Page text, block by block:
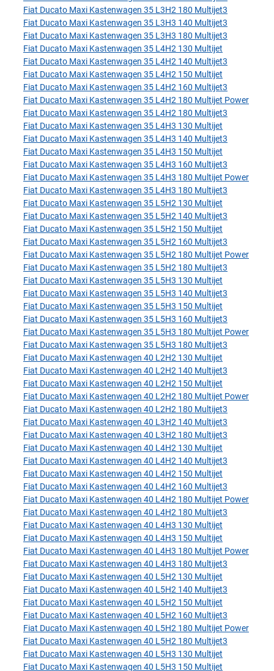
Fiat Ducato Maxi Kastenwagen 35 L3H2 180 Multijet3
Fiat Ducato Maxi Kastenwagen 35 L3H3 140 Multijet3
Fiat Ducato Maxi Kastenwagen 35 L3H3 180 Multijet3
Fiat Ducato Maxi Kastenwagen 35 L4H2 130 Multijet
Fiat Ducato Maxi Kastenwagen 35 L4H2 140 Multijet3
Fiat Ducato Maxi Kastenwagen 35 L4H2 150 Multijet
Fiat Ducato Maxi Kastenwagen 35 L4H2 160 Multijet3
Fiat Ducato Maxi Kastenwagen 35 L4H2 180 Multijet Power
Fiat Ducato Maxi Kastenwagen 35 L4H2 180 Multijet3
Fiat Ducato Maxi Kastenwagen 35 L4H3 130 Multijet
Fiat Ducato Maxi Kastenwagen 35 L4H3 140 Multijet3
Fiat Ducato Maxi Kastenwagen 35 L4H3 150 Multijet
Fiat Ducato Maxi Kastenwagen 35 L4H3 160 Multijet3
Fiat Ducato Maxi Kastenwagen 35 L4H3 180 Multijet Power
Fiat Ducato Maxi Kastenwagen 35 L4H3 180 Multijet3
Fiat Ducato Maxi Kastenwagen 35 L5H2 130 Multijet
Fiat Ducato Maxi Kastenwagen 35 L5H2 140 Multijet3
Fiat Ducato Maxi Kastenwagen 35 L5H2 150 Multijet
Fiat Ducato Maxi Kastenwagen 35 L5H2 160 Multijet3
Fiat Ducato Maxi Kastenwagen 35 L5H2 180 Multijet Power
Fiat Ducato Maxi Kastenwagen 35 L5H2 180 Multijet3
Fiat Ducato Maxi Kastenwagen 35 L5H3 130 Multijet
Fiat Ducato Maxi Kastenwagen 35 L5H3 140 Multijet3
Fiat Ducato Maxi Kastenwagen 35 L5H3 150 Multijet
Fiat Ducato Maxi Kastenwagen 35 L5H3 160 Multijet3
Fiat Ducato Maxi Kastenwagen 35 L5H3 180 Multijet Power
Fiat Ducato Maxi Kastenwagen 35 L5H3 180 Multijet3
Fiat Ducato Maxi Kastenwagen 40 L2H2 130 Multijet
Fiat Ducato Maxi Kastenwagen 40 L2H2 140 Multijet3
Fiat Ducato Maxi Kastenwagen 40 L2H2 150 Multijet
Fiat Ducato Maxi Kastenwagen 40 L2H2 180 Multijet Power
Fiat Ducato Maxi Kastenwagen 40 L2H2 180 Multijet3
Fiat Ducato Maxi Kastenwagen 40 L3H2 140 Multijet3
Fiat Ducato Maxi Kastenwagen 40 L3H2 180 Multijet3
Fiat Ducato Maxi Kastenwagen 40 L4H2 130 Multijet
Fiat Ducato Maxi Kastenwagen 40 L4H2 140 Multijet3
Fiat Ducato Maxi Kastenwagen 40 L4H2 150 Multijet
Fiat Ducato Maxi Kastenwagen 40 L4H2 160 Multijet3
Fiat Ducato Maxi Kastenwagen 40 L4H2 180 Multijet Power
Fiat Ducato Maxi Kastenwagen 40 L4H2 180 Multijet3
Fiat Ducato Maxi Kastenwagen 40 L4H3 130 Multijet
Fiat Ducato Maxi Kastenwagen 40 L4H3 150 Multijet
Fiat Ducato Maxi Kastenwagen 40 L4H3 180 Multijet Power
Fiat Ducato Maxi Kastenwagen 40 L4H3 180 Multijet3
Fiat Ducato Maxi Kastenwagen 40 L5H2 130 Multijet
Fiat Ducato Maxi Kastenwagen 40 L5H2 140 Multijet3
Fiat Ducato Maxi Kastenwagen 40 L5H2 150 Multijet
Fiat Ducato Maxi Kastenwagen 40 L5H2 160 Multijet3
Fiat Ducato Maxi Kastenwagen 40 L5H2 180 Multijet Power
Fiat Ducato Maxi Kastenwagen 40 L5H2 180 Multijet3
Fiat Ducato Maxi Kastenwagen 40 L5H3 130 Multijet
Fiat Ducato Maxi Kastenwagen 40 L5H3 150 Multijet